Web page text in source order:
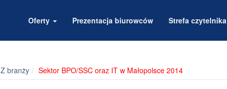
Oferty Prezentacja biurowców Strefa czytelnika
Z branży Sektor BPO/SSC oraz IT w Małopolsce 2014